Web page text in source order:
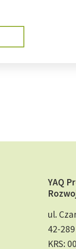
YAQ
ul.
42-
KRS: